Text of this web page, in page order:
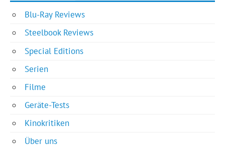
Blu-Ray Reviews
Steelbook Reviews
Special Editions
Serien
Filme
Geräte-Tests
Kinokritiken
Über uns